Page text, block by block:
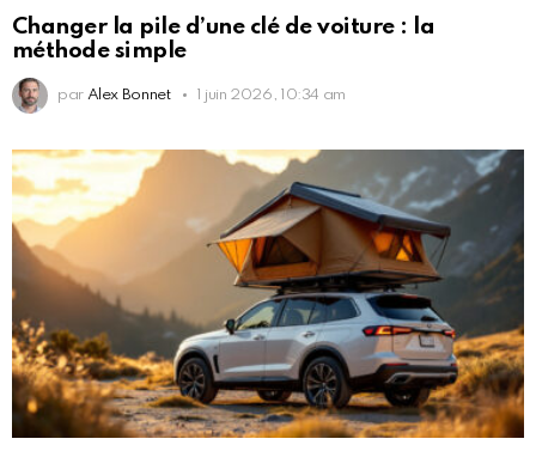
Changer la pile d’une clé de voiture : la
méthode simple
par Alex Bonnet 1 juin 2026, 10:34 am